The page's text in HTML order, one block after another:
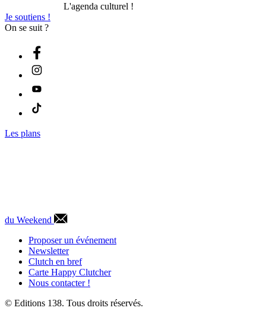
L'agenda culturel !
Je soutiens !
On se suit ?
Les plans
du Weekend
Proposer un événement
Newsletter
Clutch en bref
Carte Happy Clutcher
Nous contacter !
© Editions 138. Tous droits réservés.